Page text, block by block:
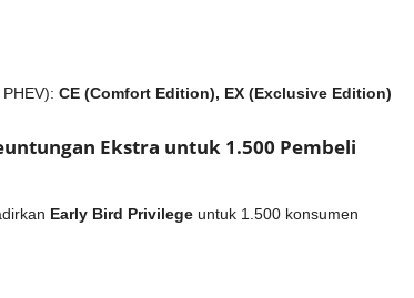
CE (Comfort Edition), EX (Exclusive Edition)
Ekstra untuk 1.500 Pembeli
Early Bird Privilegeuntuk 1.500 konsumen